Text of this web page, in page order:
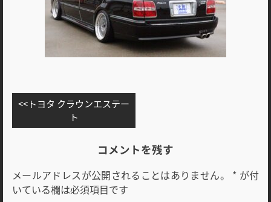
投
ナ
ー
シ
トヨタ クラウンエステー
ト
コメントを残す
メールアドレスが公開されることはありません。 * が付
いている欄は必須項目です